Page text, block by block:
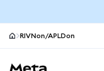
RIVNon/APLDon